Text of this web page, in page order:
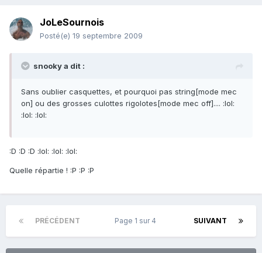
JoLeSournois
Posté(e) 19 septembre 2009
snooky a dit :
Sans oublier casquettes, et pourquoi pas string[mode mec
on] ou des grosses culottes rigolotes[mode mec off].... :lol:
:lol: :lol:
:D :D :D :lol: :lol: :lol:
Quelle répartie ! :P :P :P
PRÉCÉDENT SUIVANT
Page 1 sur 4